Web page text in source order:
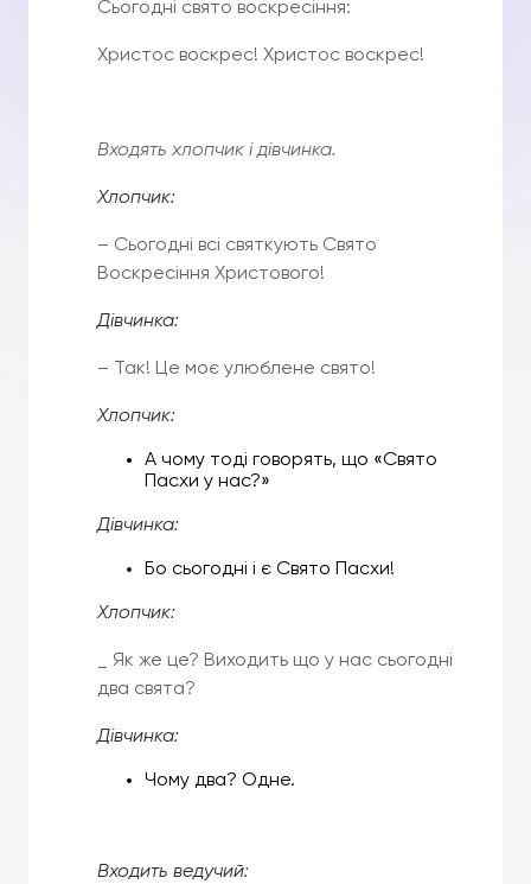
Сьогодні свято воскресіння:
Христос воскрес! Христос воскрес!
Входять хлопчик і дівчинка.
Хлопчик:
– Сьогодні всі святкують Свято
Воскресіння Христового!
Дівчинка:
– Так! Це моє улюблене свято!
Хлопчик:
А чому тоді говорять, що «Свято
Пасхи у нас?»
Дівчинка:
Бо сьогодні і є Свято Пасхи!
Хлопчик:
_ Як же це? Виходить що у нас сьогодні
два свята?
Дівчинка:
Чому два? Одне.
Входить ведучий: